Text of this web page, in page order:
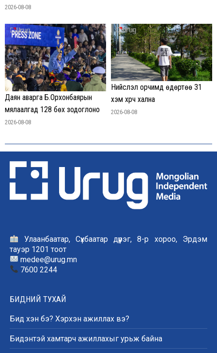
2026-08-08
Даян аварга Б.Орхонбаярын
мялаалгад 128 бөх зодоглоно
2026-08-08
Нийслэл орчимд өдөртөө 31
хэм хүрч хална
2026-08-08
Улаанбаатар, Сүхбаатар дүүрэг, 8-р хороо, Эрдэм
тауэр 1201 тоот
medee@urug.mn
7600 2244
БИДНИЙ ТУХАЙ
Бид хэн бэ? Хэрхэн ажиллах вэ?
Бидэнтэй хамтарч ажиллахыг урьж байна